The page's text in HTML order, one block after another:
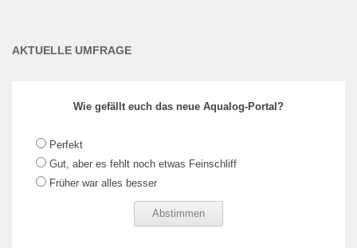
AKTUELLE UMFRAGE
Wie gefällt euch das neue Aqualog-Portal?
Perfekt
Gut, aber es fehlt noch etwas Feinschliff
Früher war alles besser